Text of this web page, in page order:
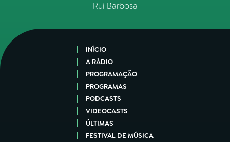
Rui Barbosa
INÍCIO
A RÁDIO
PROGRAMAÇÃO
PROGRAMAS
PODCASTS
VIDEOCASTS
ÚLTIMAS
FESTIVAL DE MÚSICA